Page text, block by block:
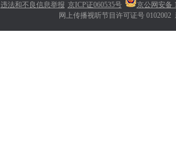
违法和不良信息举报 京ICP证060535号
京公网安备
网上传播视听节目许可证号 0102002